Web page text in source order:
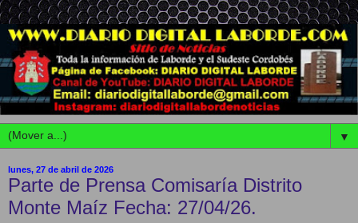
▼
lunes, 27 de abril de 2026
Parte de Prensa Comisaría Distrito
Monte Maíz Fecha: 27/04/26.